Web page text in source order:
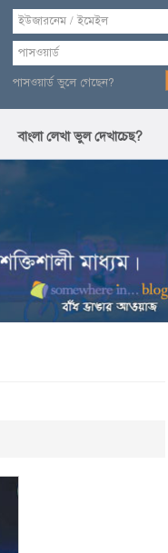
পাসওয়ার্ড ভুলে গেছেন?
বাংলা লেখা ভুল দেখাচেছ?